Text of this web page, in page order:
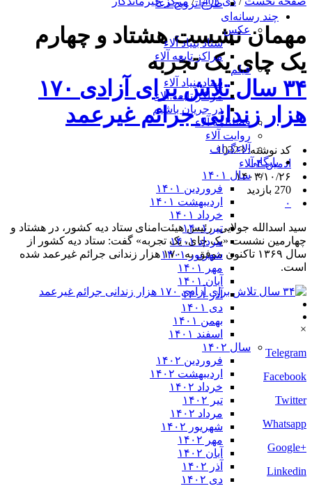
طرح ترویج دعا
چند رسانه‌ای
عکس
ستاد بنیاد آلاء
مراکز تابعه آلاء
فیلم
ستاد بنیاد آلاء
مراکز تابعه آلاء
در جریان باشیم
فصلنامه آلاء
روایت آلاء
آلاءگراف
بایگانی
سال ۱۴۰۱
فروردین ۱۴۰۱
اردیبهشت ۱۴۰۱
خرداد ۱۴۰۱
تیر ۱۴۰۱
مرداد ۱۴۰۱
شهریور ۱۴۰۱
مهر ۱۴۰۱
آبان ۱۴۰۱
آذر ۱۴۰۱
دی ۱۴۰۱
بهمن ۱۴۰۱
اسفند ۱۴۰۱
سال ۱۴۰۲
فروردین ۱۴۰۲
اردیبهشت ۱۴۰۲
خرداد ۱۴۰۲
تیر ۱۴۰۲
مرداد ۱۴۰۲
شهریور ۱۴۰۲
مهر ۱۴۰۲
آبان ۱۴۰۲
آذر ۱۴۰۲
دی ۱۴۰۲
مهمان نشست هشتاد و چهارم
یک چای یک تجربه
۳۴ سال تلاش برای آزادی ۱۷۰
هزار زندانی جرائم غیرعمد
کد نوشته: 10323
ادمین ۴ آلاء
۱۴۰۳/۱۰/۲۶
270 بازدید
۰
سید اسدالله جولایی، رئیس هیئت‌امنای ستاد دیه کشور، در هشتاد و
چهارمین نشست «یک چای، یک تجربه» گفت: ستاد دیه کشور از
سال ۱۳۶۹ تاکنون موفق به ۱۷۰ هزار زندانی جرائم غیرعمد شده
است.
×
Telegram
Facebook
Twitter
Whatsapp
+Google
Linkedin